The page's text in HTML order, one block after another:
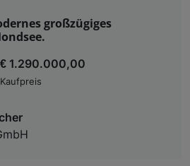
großzügiges
€ 1.290.000,00
Kaufpreis